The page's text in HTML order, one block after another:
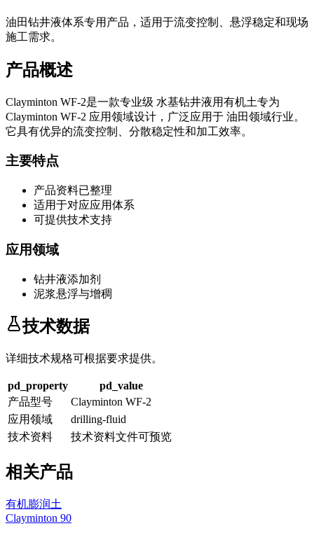
油田钻井液体系专用产品，适用于流变控制、悬浮稳定和现场
施工需求。
产品概述
Clayminton WF-2是一款专业级 水基钻井液用有机土专为
Clayminton WF-2 应用领域设计，广泛应用于 油田领域行业。
它具有优异的流变控制、分散稳定性和加工效率。
主要特点
产品资料已整理
适用于对应应用体系
可提供技术支持
应用领域
钻井液添加剂
泥浆悬浮与增稠
技术数据
详细技术规格可根据要求提供。
pd_property
pd_value
产品型号
Clayminton WF-2
应用领域
drilling-fluid
技术资料
技术资料文件可预览
相关产品
有机膨润土
Clayminton 90